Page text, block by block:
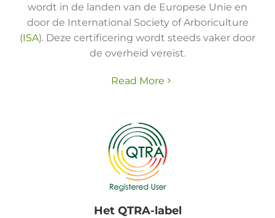
wordt in de landen van de Europese Unie en
door de International Society of Arboriculture
(ISA). Deze certificering wordt steeds vaker door
de overheid vereist.
Read More
Het QTRA-label